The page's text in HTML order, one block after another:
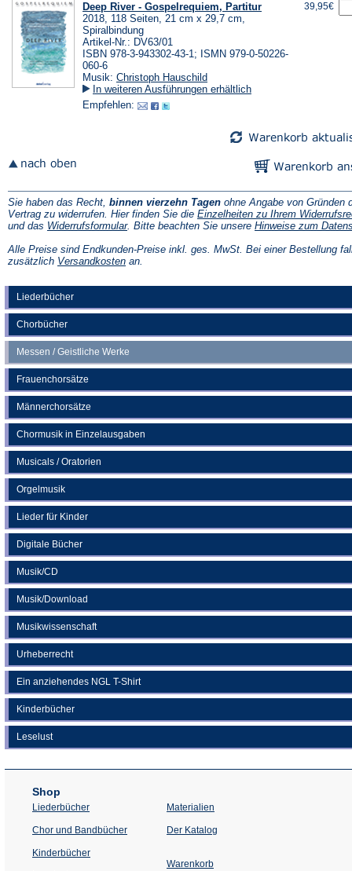
Liederbücher
Chorbücher
Messen / Geistliche Werke
Frauenchorsätze
Männerchorsätze
Chormusik in Einzelausgaben
Musicals / Oratorien
Orgelmusik
Lieder für Kinder
Digitale Bücher
Musik/CD
Musik/Download
Musikwissenschaft
Urheberrecht
Ein anziehendes NGL T-Shirt
Kinderbücher
Leselust
Deep River - Gospelrequiem, Partitur
2018, 118 Seiten, 21 cm x 29,7 cm,
Spiralbindung
Artikel-Nr.: DV63/01
ISBN 978-3-943302-43-1; ISMN 979-0-50226-
060-6
Musik: Christoph Hauschild
In weiteren Ausführungen erhältlich
Empfehlen:
39,95€
Sie haben das Recht, binnen vierzehn Tagen ohne Angabe von Gründen
Vertrag zu widerrufen. Hier finden Sie die Einzelheiten zu Ihrem
und das Widerrufsformular(Öffnet
einem
neuen
. Bitte beachten Sie unsere Hinweise zum
Alle Preise sind Endkunden-Preise inkl. ges. MwSt. Bei einer Bestellung
zusätzlich Versandkosten(Öffnet
an.
Shop
Liederbücher
Chor und Bandbücher
Kinderbücher
Materialien
Der Katalog
Warenkorb